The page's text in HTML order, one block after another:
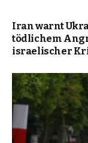
Iran warnt
tödlichem
israelischer